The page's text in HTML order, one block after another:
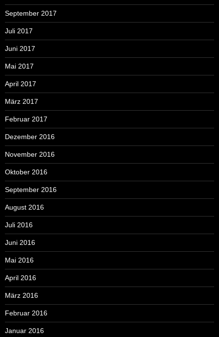
September 2017
Juli 2017
Juni 2017
Mai 2017
April 2017
März 2017
Februar 2017
Dezember 2016
November 2016
Oktober 2016
September 2016
August 2016
Juli 2016
Juni 2016
Mai 2016
April 2016
März 2016
Februar 2016
Januar 2016